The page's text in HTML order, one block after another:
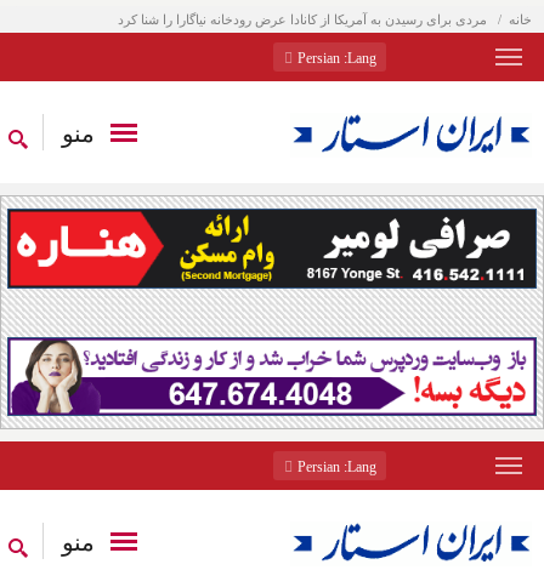
خانه مردی برای رسیدن به آمریکا از کانادا عرض رودخانه نیاگارا را شنا کرد
Lang
: Persian
منو
Lang
: Persian
منو